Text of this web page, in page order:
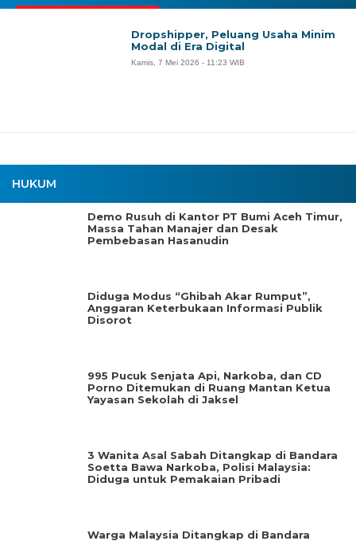
HUKUM
Demo Rusuh di Kantor PT Bumi Aceh Timur,
Massa Tahan Manajer dan Desak
Pembebasan Hasanudin
Diduga Modus “Ghibah Akar Rumput”,
Anggaran Keterbukaan Informasi Publik
Disorot
995 Pucuk Senjata Api, Narkoba, dan CD
Porno Ditemukan di Ruang Mantan Ketua
Yayasan Sekolah di Jaksel
3 Wanita Asal Sabah Ditangkap di Bandara
Soetta Bawa Narkoba, Polisi Malaysia:
Diduga untuk Pemakaian Pribadi
Warga Malaysia Ditangkap di Bandara
Dropshipper, Peluang Usaha Minim
Modal di Era Digital
Kamis, 7 Mei 2026 - 11:23 WIB